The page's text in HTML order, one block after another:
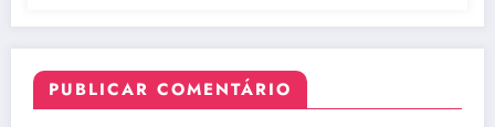
PUBLICAR COMENTÁRIO